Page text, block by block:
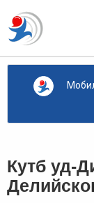
Кутб уд-